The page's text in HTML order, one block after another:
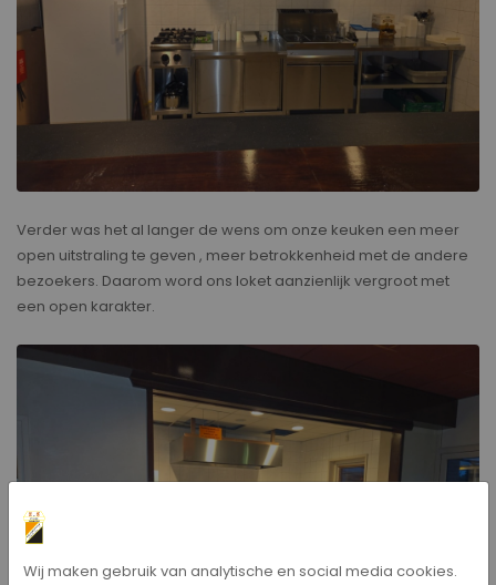
Verder was het al langer de wens om onze keuken een meer
open uitstraling te geven , meer betrokkenheid met de andere
bezoekers. Daarom word ons loket aanzienlijk vergroot met
een open karakter.
Wij maken gebruik van analytische en social media cookies.